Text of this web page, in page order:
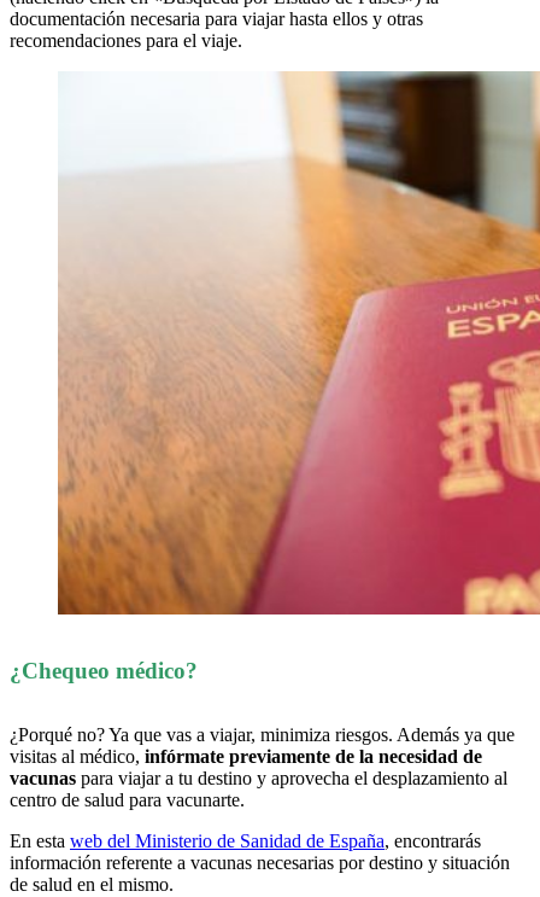
documentación necesaria para viajar hasta ellos y otras
recomendaciones para el viaje.
¿Chequeo médico?
¿Porqué no? Ya que vas a viajar, minimiza riesgos. Además ya que
visitas al médico, infórmate previamente de la necesidad de
vacunas para viajar a tu destino y aprovecha el desplazamiento al
centro de salud para vacunarte.
En esta web del Ministerio de Sanidad de España, encontrarás
información referente a vacunas necesarias por destino y situación
de salud en el mismo.